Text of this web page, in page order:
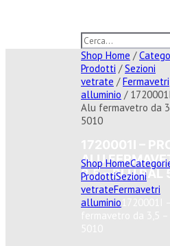
Shop Home /
Prodotti /Sezioni
vetrate /Fermavetri
alluminio /
Alu fermavetro da
5010
ALU
3,5 – BLU RAL
Shop Home
ProdottiSezioni
vetrateFermavetri
alluminio